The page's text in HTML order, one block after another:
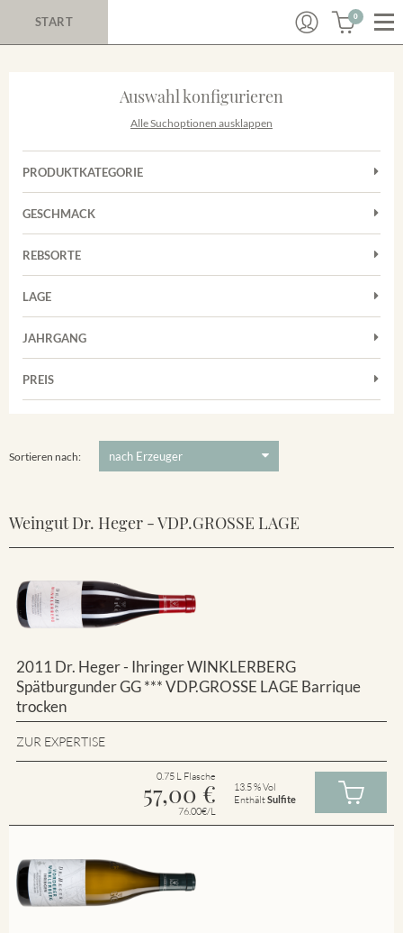
START 0
Auswahl konfigurieren
Alle Suchoptionen ausklappen
PRODUKTKATEGORIE
Cuvées
Rosé
Weißwein
GESCHMACK
Trocken
REBSORTE
Chardonnay
Grauburgunder
Riesling
LAGE
Achkarrer Schlossberg
Vorderer Winklerberg
Winklerberg Hinter Winklen
JAHRGANG
PREIS
Sortieren nach:
Weingut Dr. Heger - VDP.GROSSE LAGE
2011 Dr. Heger - Ihringer WINKLERBERG
Spätburgunder GG *** VDP.GROSSE LAGE Barrique
trocken
ZUR EXPERTISE
0.75 L Flasche
57,00 €
76.00€/L
13.5 % Vol
EnthältSulfite